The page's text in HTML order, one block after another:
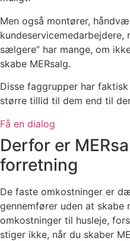
Men også montører,
kundeservicemedarbejdere,
sælgere” har mange, om
skabe MERsalg.
Disse faggrupper har
større tillid til dem end til
Få en dialog
Derfor er
forretning
De faste omkostninger er
gennemfører uden at skabe
omkostninger til husleje,
stiger ikke, når du skaber